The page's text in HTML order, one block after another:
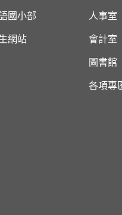
國小部
網站
人事室
會計室
圖書館
各項專